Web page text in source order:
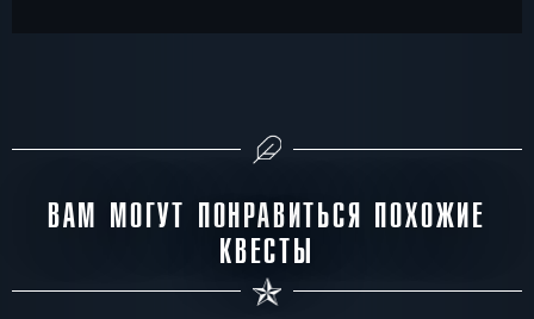
ВАМ МОГУТ ПОНРАВИТЬСЯ ПОХОЖИЕ
КВЕСТЫ